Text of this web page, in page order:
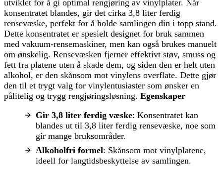
utviklet for å gi optimal rengjøring av vinylplater. Når
konsentratet blandes, gir det cirka 3,8 liter ferdig
rensevæske, perfekt for å holde samlingen din i topp stand.
Dette konsentratet er spesielt designet for bruk sammen
med vakuum-rensemaskiner, men kan også brukes manuelt
om ønskelig. Rensevæsken fjerner effektivt støv, smuss og
fett fra platene uten å skade dem, og siden den er helt uten
alkohol, er den skånsom mot vinylens overflate. Dette gjør
den til et trygt valg for vinylentusiaster som ønsker en
pålitelig og trygg rengjøringsløsning. Egenskaper
Gir 3,8 liter ferdig væske: Konsentratet kan
blandes ut til 3,8 liter ferdig rensevæske, noe som
gir mange bruksområder.
Alkoholfri formel: Skånsom mot vinylplatene,
ideell for langtidsbeskyttelse av samlingen.